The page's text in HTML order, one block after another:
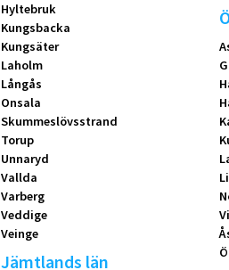
Hyltebruk
Kungsbacka
Kungsäter
Laholm
Långås
Onsala
Skummeslövsstrand
Torup
Unnaryd
Vallda
Varberg
Veddige
Veinge
Jämtlands län